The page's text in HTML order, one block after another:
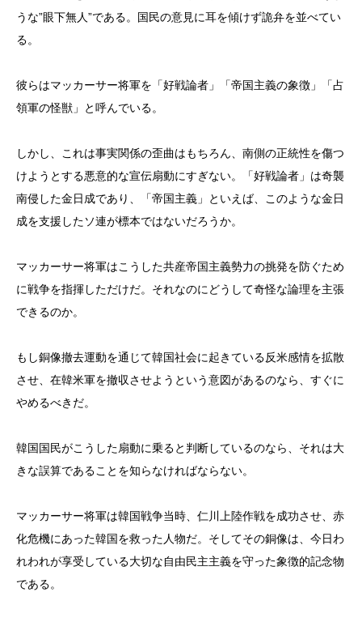
うな”眼下無人”である。国民の意見に耳を傾けず詭弁を並べてい
る。
彼らはマッカーサー将軍を「好戦論者」「帝国主義の象徴」「占
領軍の怪獣」と呼んでいる。
しかし、これは事実関係の歪曲はもちろん、南側の正統性を傷つ
けようとする悪意的な宣伝扇動にすぎない。「好戦論者」は奇襲
南侵した金日成であり、「帝国主義」といえば、このような金日
成を支援したソ連が標本ではないだろうか。
マッカーサー将軍はこうした共産帝国主義勢力の挑発を防ぐため
に戦争を指揮しただけだ。それなのにどうして奇怪な論理を主張
できるのか。
もし銅像撤去運動を通じて韓国社会に起きている反米感情を拡散
させ、在韓米軍を撤収させようという意図があるのなら、すぐに
やめるべきだ。
韓国国民がこうした扇動に乗ると判断しているのなら、それは大
きな誤算であることを知らなければならない。
マッカーサー将軍は韓国戦争当時、仁川上陸作戦を成功させ、赤
化危機にあった韓国を救った人物だ。そしてその銅像は、今日わ
れわれが享受している大切な自由民主主義を守った象徴的記念物
である。